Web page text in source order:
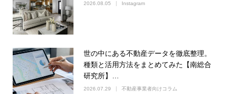
2026.08.05 Instagram
世の中にある不動産データを徹底整理。
種類と活用方法をまとめてみた【南総合
研究所】…
2026.07.29 不動産事業者向けコラム